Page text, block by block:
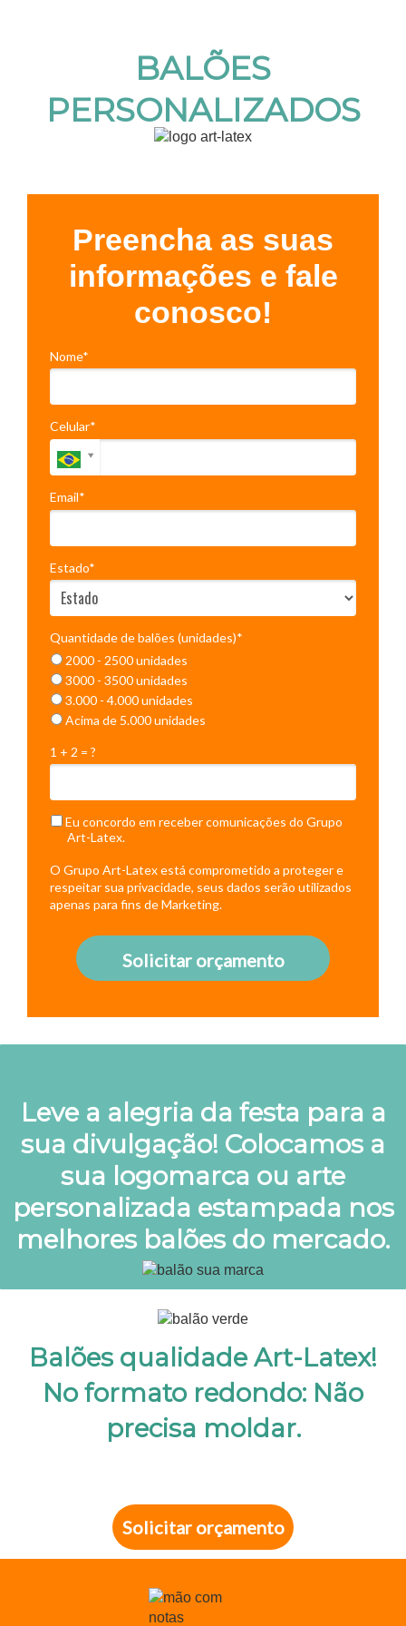
BALÕES
PERSONALIZADOS
Preencha as suas
informações e fale
conosco!
Nome*
Celular*
Email*
Estado*
Quantidade de balões (unidades)*
2000 - 2500 unidades
3000 - 3500 unidades
3.000 - 4.000 unidades
Acima de 5.000 unidades
1 + 2 = ?
Eu concordo em receber comunicações do Grupo
Art-Latex.
O Grupo Art-Latex está comprometido a proteger e
respeitar sua privacidade, seus dados serão utilizados
apenas para fins de Marketing.
Solicitar orçamento
Leve a alegria da festa para a
sua divulgação! Colocamos a
sua logomarca ou arte
personalizada estampada nos
melhores balões do mercado.
Balões qualidade Art-Latex!
No formato redondo: Não
precisa moldar.
Solicitar orçamento